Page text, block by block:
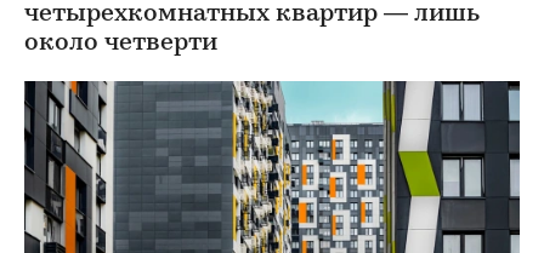
четырехкомнатных квартир — лишь
около четверти